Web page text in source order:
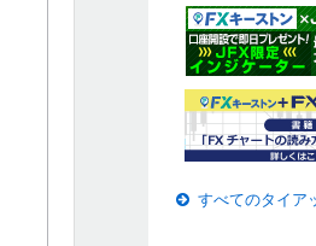
すべてのタイア